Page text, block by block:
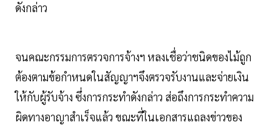
ดังกล่าว
จนคณะกรรมการตรวจการจ้างฯ หลงเชื่อว่าชนิดของไม้ถูก
ต้องตามข้อกำหนดในสัญญาฯจึงตรวจรับงานและจ่ายเงิน
ให้กับผู้รับจ้าง ซึ่งการกระทำดังกล่าว ส่อถึงการกระทำความ
ผิดทางอาญาสำเร็จแล้ว ขณะที่ในเอกสารแถลงข่าวของ